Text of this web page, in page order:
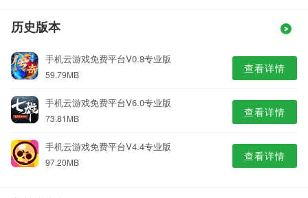
历史版本
手机云游戏免费平台V0.8专业版
59.79MB 查看详情
手机云游戏免费平台V6.0专业版
73.81MB 查看详情
手机云游戏免费平台V4.4专业版
97.20MB 查看详情